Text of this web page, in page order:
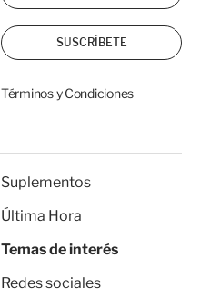
SUSCRÍBETE
Términos y Condiciones
Suplementos
Última Hora
Temas de interés
Redes sociales